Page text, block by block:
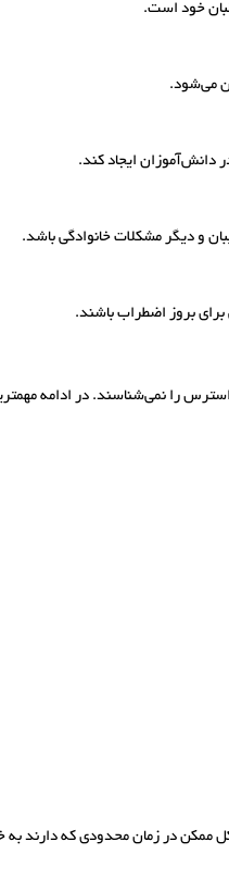
خود است.
می‌شود.
دانش‌آموزان ایجاد کند.
و دیگر مشکلات خانوادگی باشد.
برای بروز اضطراب باشند.
را نمی‌شناسند. در ادامه
ممکن در زمان محدودی که دارند